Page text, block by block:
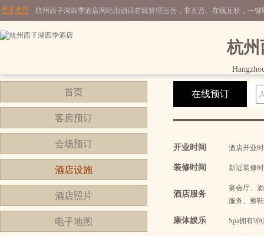
杭州西子湖四季酒店网站由酒店在线管理运营，非直营。在线互联，一
杭州
首页
客房预订
会场预订
酒店设施
酒店照片
电子地图
在线预订
开业时间 酒店开业
装修时间 新近装修
酒店服务
宴会厅、
服务、擦
康体娱乐 Spa拥有9